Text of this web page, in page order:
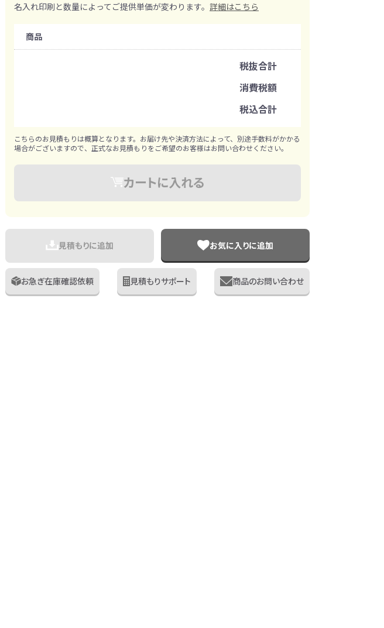
てたポーチ!!
シーン合わせて選べる ボトル＆
和のノベルティ特集
購入条件
既製品：20個から
※既製品サンプルは各色3個まで
名入れ印刷と数量によってご提供単価が変わります。 詳細はこちら
商品
税抜合計
消費税額
税込合計
こちらのお見積もりは概算となります。お届け先や決済方法によって、別途手数料がかかる
場合がございますので、正式なお見積もりをご希望のお客様はお問い合わせください。
カートに入れる
見積もりに追加 お気に入りに追加
お急ぎ在庫確認依頼 見積もりサポート 商品のお問い合わせ